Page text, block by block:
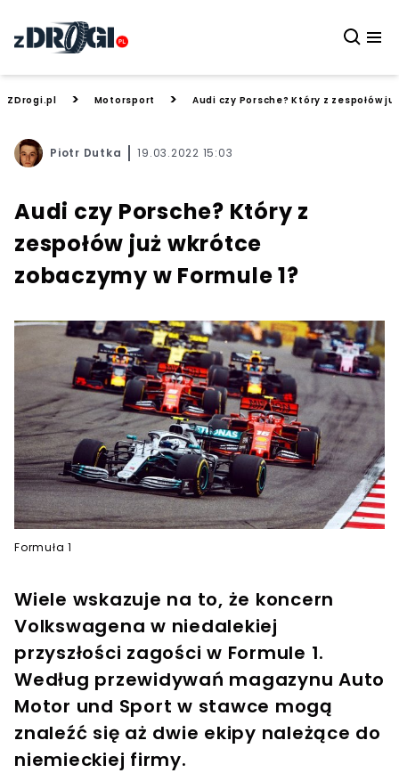
ZDrogi.pl > Motorsport > Audi czy Porsche? Który z zespołów
Piotr Dutka 19.03.2022 15:03
Audi czy Porsche? Który z
zespołów już wkrótce
zobaczymy w Formule 1?
Formuła 1
Wiele wskazuje na to, że koncern
Volkswagena w niedalekiej
przyszłości zagości w Formule 1.
Według przewidywań magazynu Auto
Motor und Sport w stawce mogą
znaleźć się aż dwie ekipy należące do
niemieckiej firmy.